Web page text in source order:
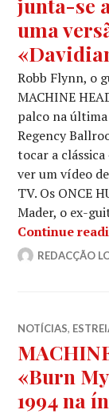
uma
Robb Flynn, o
MACHINE
palco na
Regency
tocar a
ver um vídeo
TV. Os ONCE
Mader, o ex-
Continue
REDACÇÃO
NOTÍCIAS,
«Burn
1994 na